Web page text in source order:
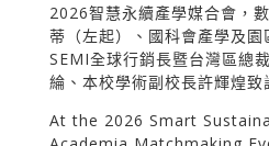
2026智慧永續產學媒合會，
蒂（左起）、國科會產學及園
SEMI全球行銷長暨台灣區總
綸、本校學術副校長許輝煌致
At the 2026 Smart